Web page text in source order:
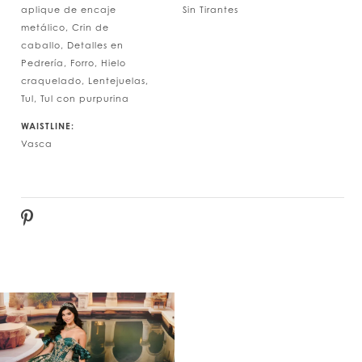
aplique de encaje
metálico, Crin de
caballo, Detalles en
Pedrería, Forro, Hielo
craquelado, Lentejuelas,
Tul, Tul con purpurina
Sin Tirantes
WAISTLINE:
Vasca